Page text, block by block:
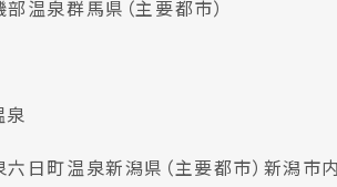
部温泉群馬県（主要都市）
泉
六日町温泉新潟県（主要都市） 新潟市